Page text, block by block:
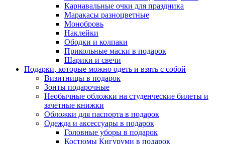
Карнавальные очки для праздника
Маракасы разноцветные
Монобровь
Наклейки
Ободки и колпаки
Прикольные маски в подарок
Шарики и свечи
Подарки, которые можно одеть и взять с собой
Визитницы в подарок
Зонты подарочные
Необычные обложки на студенческие билеты и
зачетные книжки
Обложки для паспорта в подарок
Одежда и аксессуары в подарок
Головные уборы в подарок
Костюмы Кигуруми в подарок